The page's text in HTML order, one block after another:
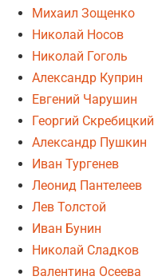
Михаил Зощенко
Николай Носов
Николай Гоголь
Александр Куприн
Евгений Чарушин
Георгий Скребицкий
Александр Пушкин
Иван Тургенев
Леонид Пантелеев
Лев Толстой
Иван Бунин
Николай Сладков
Валентина Осеева